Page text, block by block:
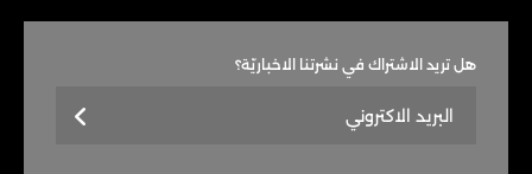
هل تريد الاشتراك في نشرتنا الاخباريّة؟